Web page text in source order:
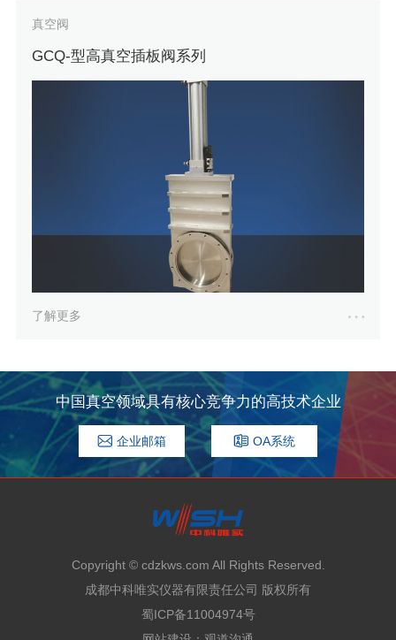
真空阀
GCQ-型高真空插板阀系列
了解更多
中国真空领域具有核心竞争力的高技术企业
企业邮箱 OA系统
Copyright © cdzkws.com All Rights Reserved.
成都中科唯实仪器有限责任公司 版权所有
蜀ICP备11004974号